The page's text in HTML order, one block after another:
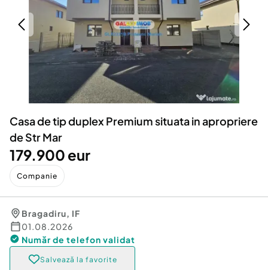
Servicii
Animale de companie
Afaceri și echipamente profesionale
Inchiriere Bunuri si Vehicule
Utilaje agricole si industriale
Piese auto si accesorii
Dacia Duster
Casa de tip duplex Premium situata in apropriere
de Str Mar
179.900 eur
Companie
Bragadiru, IF
01.08.2026
Număr de telefon validat
Salvează la favorite